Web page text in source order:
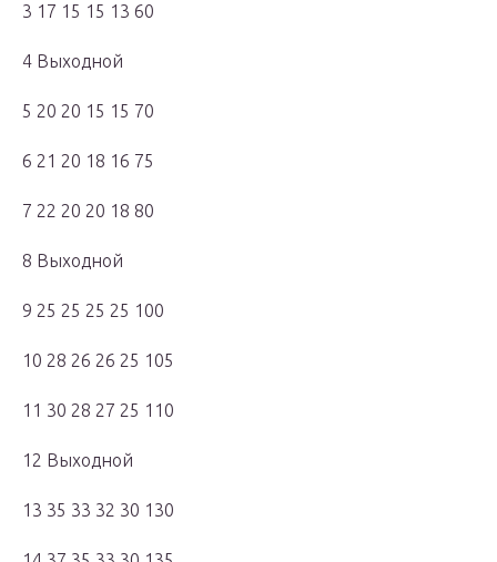
3 17 15 15 13 60
4 Выходной
5 20 20 15 15 70
6 21 20 18 16 75
7 22 20 20 18 80
8 Выходной
9 25 25 25 25 100
10 28 26 26 25 105
11 30 28 27 25 110
12 Выходной
13 35 33 32 30 130